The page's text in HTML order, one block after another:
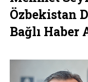
Özbekistan
Bağlı Haber